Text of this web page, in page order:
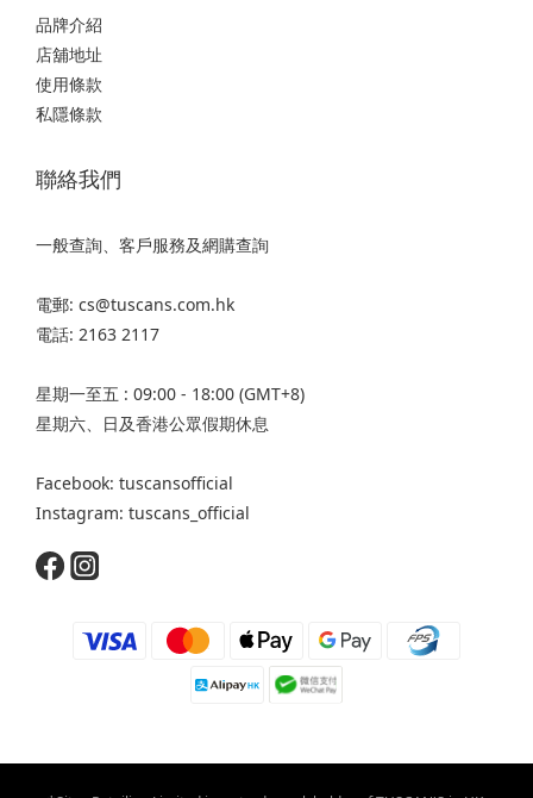
品牌介紹
店舖地址
使用條款
私隱條款
聯絡我們
一般查詢、客戶服務及網購查詢
電郵: cs@tuscans.com.hk
電話: 2163 2117
星期一至五 : 09:00 - 18:00 (GMT+8)
星期六、日及香港公眾假期休息
Facebook: tuscansofficial
Instagram: tuscans_official